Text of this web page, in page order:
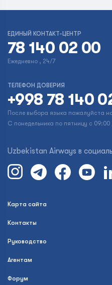
ЕДИНЫЙ КОНТАКТ-ЦЕНТР
78 140 02 00
Ежедневно , 24/7
ТЕЛЕФОН ДОВЕРИЯ
+998 78 140
После выбора языка пожалуйста
С понедельника по пятницу с 09:00
Uzbekistan Airways в
Карта сайта
Контакты
Руководство
Агентам
Форум